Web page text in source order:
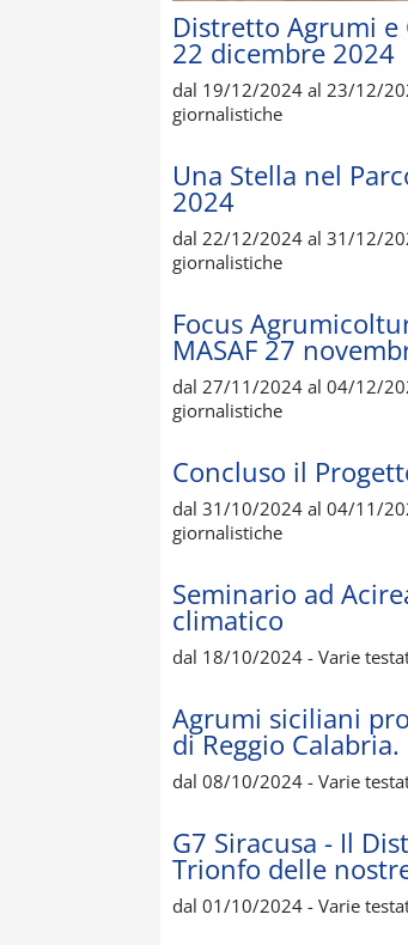
Distretto Agrumi e
22 dicembre 2024
dal 19/12/2024 al 23/12/
giornalistiche
Una Stella nel
2024
dal 22/12/2024 al 31/12/
giornalistiche
Focus
MASAF 27
dal 27/11/2024 al 04/12/
giornalistiche
Concluso il
dal 31/10/2024 al 04/11/
giornalistiche
Seminario ad
climatico
dal 18/10/2024 - Varie
Agrumi siciliani
di Reggio Calabria.
dal 08/10/2024 - Varie
G7 Siracusa - Il
Trionfo delle
dal 01/10/2024 - Varie